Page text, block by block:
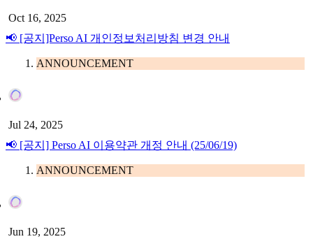
Oct 16, 2025
📢 [공지]Perso AI 개인정보처리방침 변경 안내
ANNOUNCEMENT
Jul 24, 2025
📢 [공지] Perso AI 이용약관 개정 안내 (25/06/19)
ANNOUNCEMENT
Jun 19, 2025